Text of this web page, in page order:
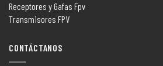
Receptores y Gafas Fpv
Transmisores FPV
CONTÁCTANOS